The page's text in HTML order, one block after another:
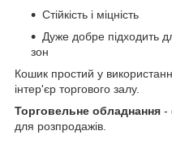
Стійкість і міцність
Дуже добре підходить
зон
Кошик простий у
інтер'єр торгового залу.
Торговельне обладнання -
для розпродажів.